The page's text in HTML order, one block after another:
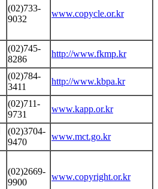
(02)733-
9032
www.copycle.or.kr
(02)745-
8286
http://www.fkmp.kr
(02)784-
3411
http://www.kbpa.kr
(02)711-
9731
www.kapp.or.kr
(02)3704-
9470
www.mct.go.kr
(02)2669-
9900
www.copyright.or.kr